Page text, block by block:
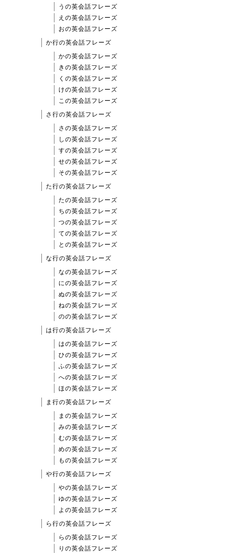
うの英会話フレーズ
えの英会話フレーズ
おの英会話フレーズ
か行の英会話フレーズ
かの英会話フレーズ
きの英会話フレーズ
くの英会話フレーズ
けの英会話フレーズ
この英会話フレーズ
さ行の英会話フレーズ
さの英会話フレーズ
しの英会話フレーズ
すの英会話フレーズ
せの英会話フレーズ
その英会話フレーズ
た行の英会話フレーズ
たの英会話フレーズ
ちの英会話フレーズ
つの英会話フレーズ
ての英会話フレーズ
との英会話フレーズ
な行の英会話フレーズ
なの英会話フレーズ
にの英会話フレーズ
ぬの英会話フレーズ
ねの英会話フレーズ
のの英会話フレーズ
は行の英会話フレーズ
はの英会話フレーズ
ひの英会話フレーズ
ふの英会話フレーズ
への英会話フレーズ
ほの英会話フレーズ
ま行の英会話フレーズ
まの英会話フレーズ
みの英会話フレーズ
むの英会話フレーズ
めの英会話フレーズ
もの英会話フレーズ
や行の英会話フレーズ
やの英会話フレーズ
ゆの英会話フレーズ
よの英会話フレーズ
ら行の英会話フレーズ
らの英会話フレーズ
りの英会話フレーズ